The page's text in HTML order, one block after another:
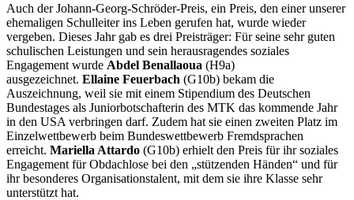
Auch der Johann-Georg-Schröder-Preis, ein Preis, den einer unserer
ehemaligen Schulleiter ins Leben gerufen hat, wurde wieder
vergeben. Dieses Jahr gab es drei Preisträger: Für seine sehr guten
schulischen Leistungen und sein herausragendes soziales
Engagement wurde Abdel Benallaoua (H9a)
ausgezeichnet. Ellaine Feuerbach (G10b) bekam die
Auszeichnung, weil sie mit einem Stipendium des Deutschen
Bundestages als Juniorbotschafterin des MTK das kommende Jahr
in den USA verbringen darf. Zudem hat sie einen zweiten Platz im
Einzelwettbewerb beim Bundeswettbewerb Fremdsprachen
erreicht. Mariella Attardo (G10b) erhielt den Preis für ihr soziales
Engagement für Obdachlose bei den „stützenden Händen“ und für
ihr besonderes Organisationstalent, mit dem sie ihre Klasse sehr
unterstützt hat.